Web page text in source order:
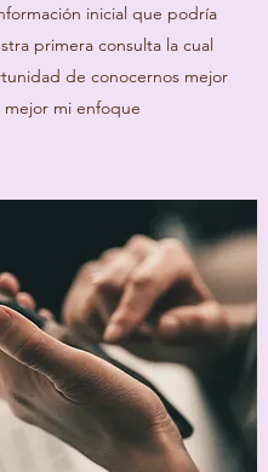
inicial que podría
primera consulta la cual
de conocernos mejor
mi enfoque